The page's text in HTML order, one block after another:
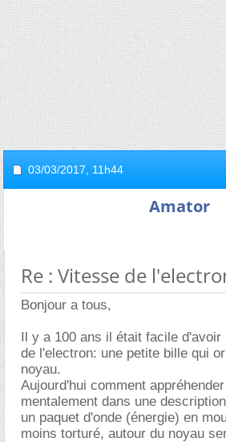
03/03/2017, 11h44
Amator
Re : Vitesse de
Bonjour a tous,
Il y a 100 ans il était facile d'avoir
de l'electron: une petite bille qui
noyau.
Aujourd'hui comment
mentalement dans une
un paquet d'onde (énergie) en
moins torturé, autour du noyau